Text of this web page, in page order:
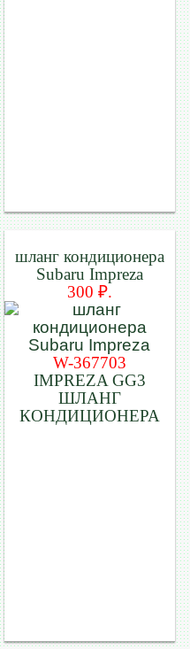
шланг кондиционера
Subaru Impreza
300 ₽.
W-367703
IMPREZA GG3
ШЛАНГ
КОНДИЦИОНЕРА